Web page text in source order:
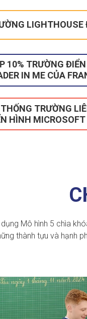
10% TRƯỜNG
IN ME CỦA
TRƯỜNG
HÌNH MICROSOFT
Mô hình 5 chìa
thành tựu và hạnh